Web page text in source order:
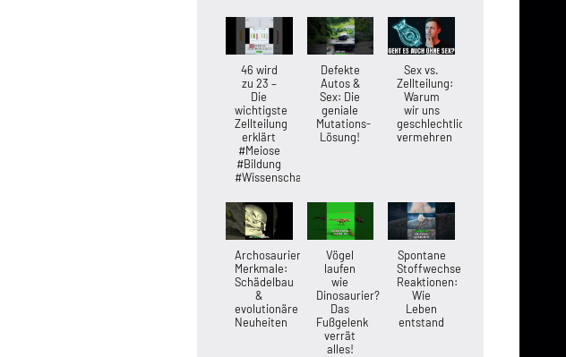
46 wird
zu 23 –
Die
wichtigste
Zellteilung
erklärt
#Meiose
#Bildung
#Wissenschaft
Defekte
Autos &
Sex: Die
geniale
Mutations-
Lösung!
Sex vs.
Zellteilung:
Warum
wir uns
geschlechtlich
vermehren
Archosaurier-
Merkmale:
Schädelbau
&
evolutionäre
Neuheiten
Vögel
laufen
wie
Dinosaurier?
Das
Fußgelenk
verrät
alles!
Spontane
Stoffwechsel-
Reaktionen:
Wie
Leben
entstand